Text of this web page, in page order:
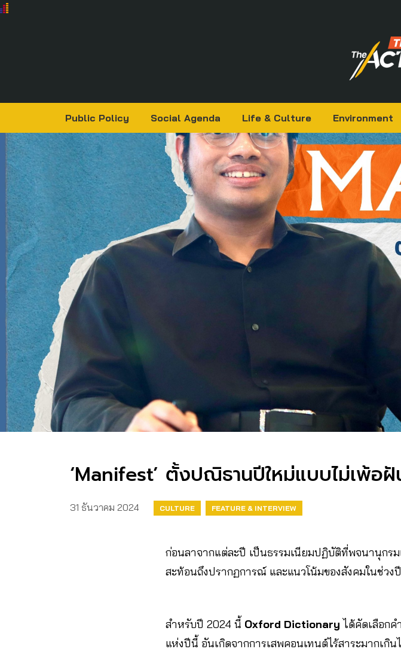
Public Policy Social Agenda Life & Culture Environment
‘Manifest’ ตั้งปณิธานปีใหม่แบบไม่เพ้อ
31 ธันวาคม 2024 CULTURE
FEATURE & INTERVIEW
ก่อนลาจากแต่ละปี เป็นธรรมเนียมปฏิบัติที่พจนานุกร
สะท้อนถึงปรากฏการณ์ และแนวโน้มของสังคมในช่วง
สำหรับปี 2024 นี้ Oxford Dictionary ได้คัดเลือกค
แห่งปีนี้ อันเกิดจากการเสพคอนเทนต์ไร้สาระมากเกิน